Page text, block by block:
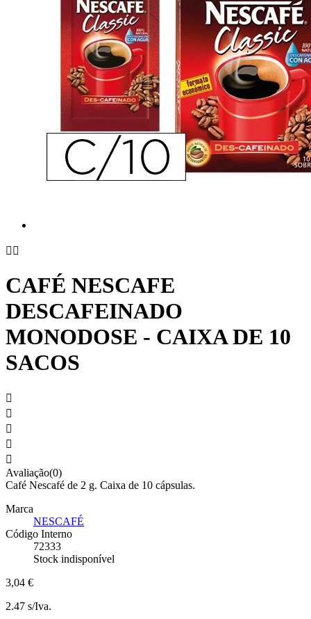
 
CAFÉ NESCAFE
DESCAFEINADO
MONODOSE - CAIXA DE 10
SACOS





Avaliação(0)
Café Nescafé de 2 g. Caixa de 10 cápsulas.
Marca
NESCAFÉ
Código Interno
72333
Stock indisponível
3,04 €
2.47 s/Iva.